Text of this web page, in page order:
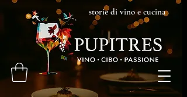
storie di vino e cucina